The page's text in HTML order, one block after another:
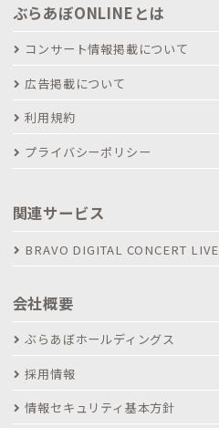
ぶらあぼONLINEとは
コンサート情報掲載について
広告掲載について
利用規約
プライバシーポリシー
関連サービス
BRAVO DIGITAL CONCERT LIVE
会社概要
ぶらあぼホールディングス
採用情報
情報セキュリティ基本方針